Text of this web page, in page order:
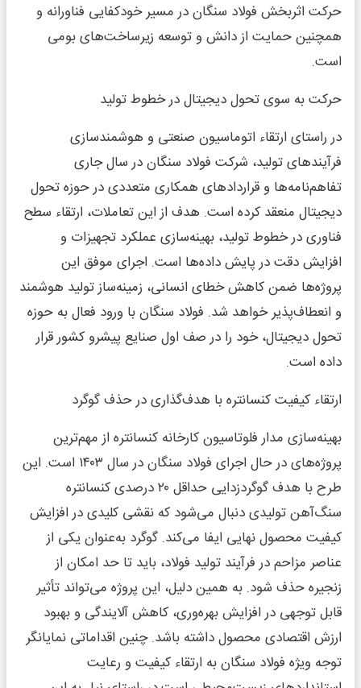
حرکت اثربخش فولاد سنگان در مسیر خودکفایی فناورانه و
همچنین حمایت از دانش و توسعه زیرساخت‌های بومی
است.
حرکت به سوی تحول دیجیتال در خطوط تولید
در راستای ارتقاء اتوماسیون صنعتی و هوشمندسازی
فرآیندهای تولید، شرکت فولاد سنگان در سال جاری
تفاهم‌نامه‌ها و قراردادهای همکاری متعددی در حوزه تحول
دیجیتال منعقد کرده است. هدف از این تعاملات، ارتقاء سطح
فناوری در خطوط تولید، بهینه‌سازی عملکرد تجهیزات و
افزایش دقت در پایش داده‌ها است. اجرای موفق این
پروژه‌ها ضمن کاهش خطای انسانی، زمینه‌ساز تولید هوشمند
و انعطاف‌پذیر خواهد شد. فولاد سنگان با ورود فعال به حوزه
تحول دیجیتال، خود را در صف اول صنایع پیشرو کشور قرار
داده است.
ارتقاء کیفیت کنسانتره با هدف‌گذاری در حذف گوگرد
بهینه‌سازی مدار فلوتاسیون کارخانه کنسانتره از مهم‌ترین
پروژه‌های در حال اجرای فولاد سنگان در سال ۱۴۰۳ است. این
طرح با هدف گوگردزدایی حداقل ۲۰ درصدی کنسانتره
سنگ‌آهن تولیدی دنبال می‌شود که نقشی کلیدی در افزایش
کیفیت محصول نهایی ایفا می‌کند. گوگرد به‌عنوان یکی از
عناصر مزاحم در فرآیند تولید فولاد، باید تا حد امکان از
زنجیره حذف شود. به همین دلیل، این پروژه می‌تواند تأثیر
قابل توجهی در افزایش بهره‌وری، کاهش آلایندگی و بهبود
ارزش اقتصادی محصول داشته باشد. چنین اقداماتی نمایانگر
توجه ویژه فولاد سنگان به ارتقاء کیفیت و رعایت